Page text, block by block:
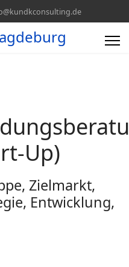
Up)
Zielmarkt,
Entwicklung,